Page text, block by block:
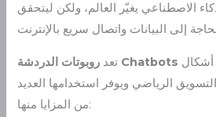
الاصطناعي يغيّر العالم، ولكن ليتحقق
تعد روبوتات الدردشة Chatbots
الرياضي ويوفر استخدامها العديد
من المزايا منها: